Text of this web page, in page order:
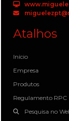
Atalhos
Início
Empresa
Produtos
Regulamento RPC
Pesquisa no